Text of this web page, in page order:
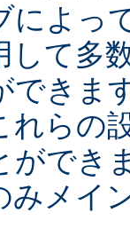
によっ
して多
できま
れらの
ができ
みメイ